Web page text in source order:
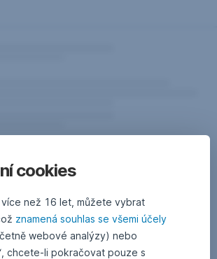
cookies
více než 16 let, můžete vybrat
znamená souhlas se všemi účely
webové analýzy) nebo
chcete-li pokračovat pouze s